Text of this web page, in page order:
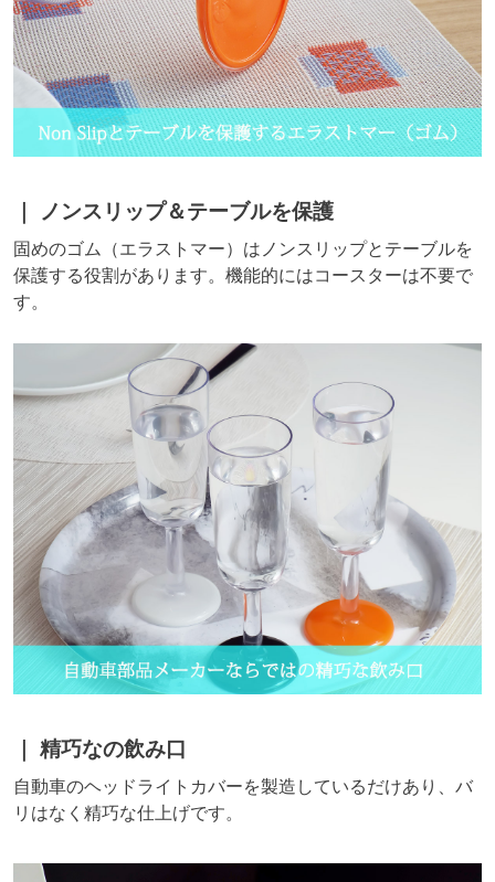
ノンスリップ＆テーブルを保護
固めのゴム（エラストマー）はノンスリップとテーブルを
保護する役割があります。機能的にはコースターは不要で
す。
精巧なの飲み口
自動車のヘッドライトカバーを製造しているだけあり、バ
リはなく精巧な仕上げです。